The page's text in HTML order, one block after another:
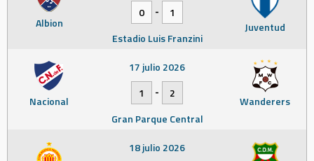
Albion Juventud
0
-
1
Estadio Luis Franzini
Nacional Wanderers
17 julio 2026
1
-
2
Gran Parque Central
18 julio 2026